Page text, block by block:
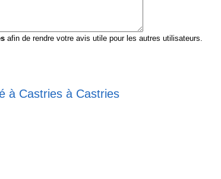
afin de rendre votre avis utile pour les autres utilisateurs.
à Castries à Castries